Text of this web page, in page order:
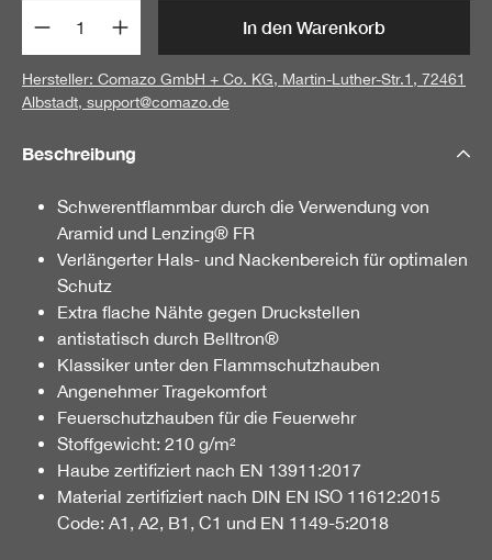
Produkt Anzahl: Gib den gewünschten
In den Warenkorb
Hersteller: Comazo GmbH + Co. KG, Martin-Luther-Str.1, 72461
Albstadt, support@comazo.de
Beschreibung
Schwerentflammbar durch die Verwendung von
Aramid und Lenzing® FR
Verlängerter Hals- und Nackenbereich für optimalen
Schutz
Extra flache Nähte gegen Druckstellen
antistatisch durch Belltron®
Klassiker unter den Flammschutzhauben
Angenehmer Tragekomfort
Feuerschutzhauben für die Feuerwehr
Stoffgewicht: 210 g/m²
Haube zertifiziert nach EN 13911:2017
Material zertifiziert nach DIN EN ISO 11612:2015
Code: A1, A2, B1, C1 und EN 1149-5:2018